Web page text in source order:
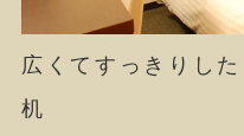
広くてすっきりした
机